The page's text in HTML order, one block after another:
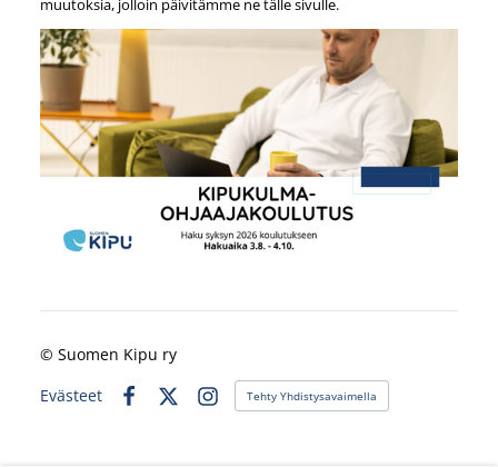
© Suomen Kipu ry
Evästeet
Instagram
Tehty Yhdistysavaimella